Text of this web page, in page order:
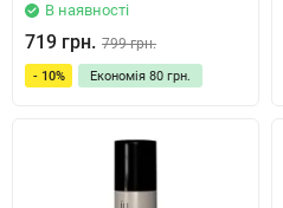
В наявності
719 грн. 799 грн.
- 10% Економія 80 грн.